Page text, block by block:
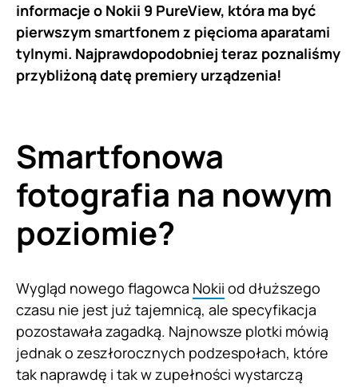
informacje o Nokii 9 PureView, która ma być
pierwszym smartfonem z pięcioma aparatami
tylnymi. Najprawdopodobniej teraz poznaliśmy
przybliżoną datę premiery urządzenia!
Smartfonowa
fotografia na nowym
poziomie?
Wygląd nowego flagowca Nokii od dłuższego
czasu nie jest już tajemnicą, ale specyfikacja
pozostawała zagadką. Najnowsze plotki mówią
jednak o zeszłorocznych podzespołach, które
tak naprawdę i tak w zupełności wystarczą